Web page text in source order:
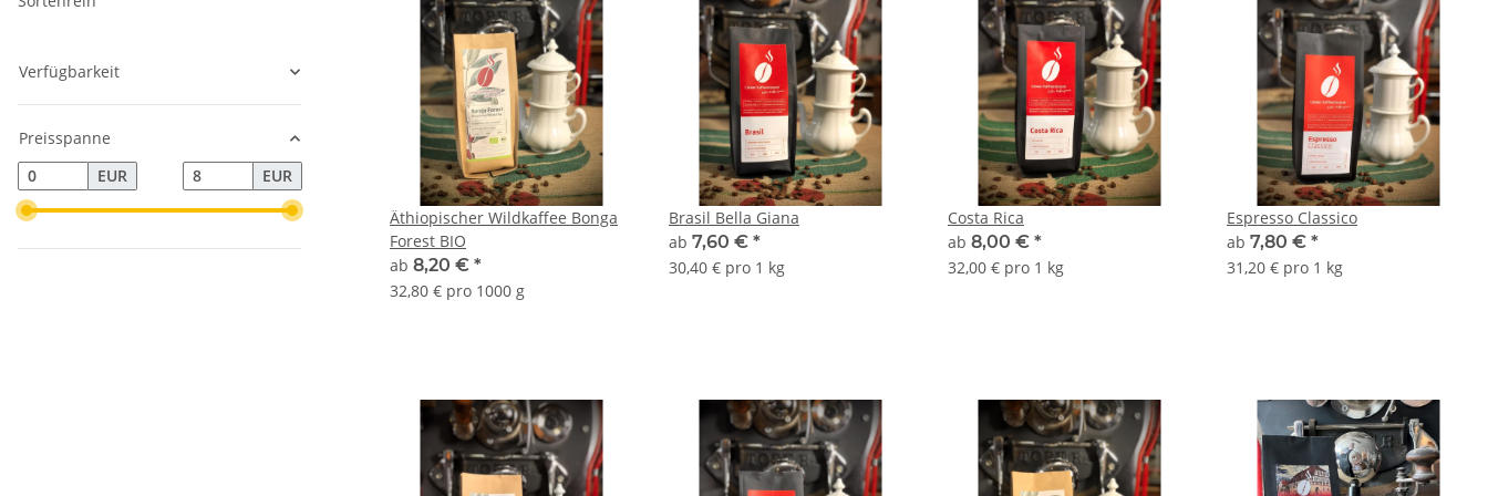
Äthiopischer Wildkaffee Bonga
Forest BIO
ab 8,20 € *
32,80 € pro 1000 g
Brasil Bella Giana
ab 7,60 € *
30,40 € pro 1 kg
Costa Rica
ab 8,00 € *
32,00 € pro 1 kg
Espresso Classico
ab 7,80 € *
31,20 € pro 1 kg
Verfügbarkeit
Preisspanne
EUR
EUR